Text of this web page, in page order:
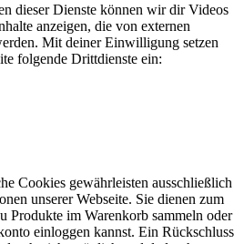
dieser Dienste können wir dir Videos
anzeigen, die von externen
Mit deiner Einwilligung setzen
folgende Drittdienste ein:
Cookies gewährleisten ausschließlich
unserer Webseite. Sie dienen zum
Produkte im Warenkorb sammeln oder
einloggen kannst. Ein Rückschluss